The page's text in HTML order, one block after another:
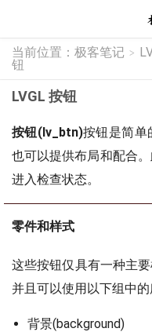
当前位置： 极客笔记 >
钮
LVGL 按钮
按钮(lv_btn)按钮是简单
也可以提供布局和配合
进入检查状态。
零件和样式
这些按钮仅具有一种主
并且可以使用以下组中的
背景(background)